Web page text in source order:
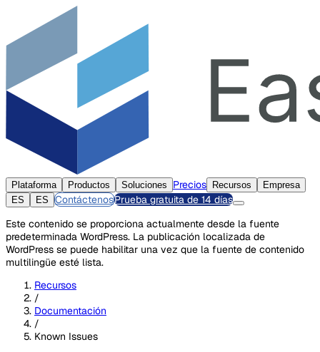
Plataforma Productos Soluciones Precios Recursos
Empresa
ES
ES ContáctenosPrueba gratuita de 14 días
Este contenido se proporciona actualmente desde la fuente
predeterminada WordPress. La publicación localizada de
WordPress se puede habilitar una vez que la fuente de contenido
multilingüe esté lista.
Recursos
/
Documentación
/
Known Issues